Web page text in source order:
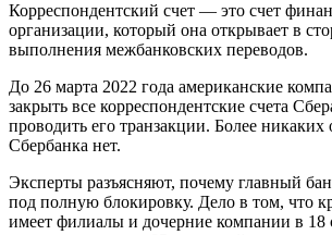
Корреспондентский счет — это счет
организации, который она открывает в
выполнения межбанковских переводов.
До 26 марта 2022 года американские
закрыть все корреспондентские счета
проводить его транзакции. Более никаких
Сбербанка нет.
Эксперты разъясняют, почему главный
под полную блокировку. Дело в том, что
имеет филиалы и дочерние компании в 18